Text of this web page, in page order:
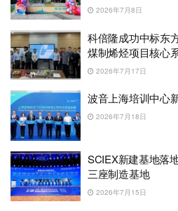
2026年7月8日
科倍隆成功中标东
煤制烯烃项目核心
2026年7月17日
波音上海培训中心
2026年7月18日
SCIEX新建基地落
三座制造基地
2026年7月15日